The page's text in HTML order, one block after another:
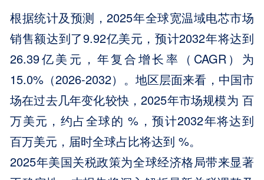
根据统计及预测，2025年全球宽温域电芯市场
销售额达到了9.92亿美元，预计2032年将达到
26.39亿美元，年复合增长率（CAGR）为
15.0%（2026-2032）。地区层面来看，中国市
场在过去几年变化较快，2025年市场规模为 百
万美元，约占全球的 %，预计2032年将达到
百万美元，届时全球占比将达到 %。
2025年美国关税政策为全球经济格局带来显著